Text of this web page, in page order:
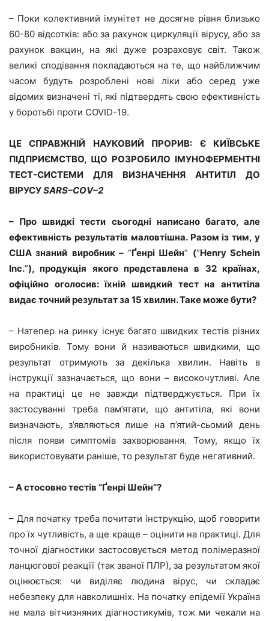
– Поки колективний імунітет не досягне рівня близько
60-80 відсотків: або за рахунок циркуляції вірусу, або за
рахунок вакцин, на які дуже розраховує світ. Також
великі сподівання покладаються на те, що найближчим
часом будуть розроблені нові ліки або серед уже
відомих визначені ті, які підтвердять свою ефективність
у боротьбі проти COVID-19.
ЦЕ СПРАВЖНІЙ НАУКОВИЙ ПРОРИВ: Є КИЇВСЬКЕ
ПІДПРИЄМСТВО, ЩО РОЗРОБИЛО ІМУНОФЕРМЕНТНІ
ТЕСТ-СИСТЕМИ ДЛЯ ВИЗНАЧЕННЯ АНТИТІЛ ДО
ВІРУСУSARS–CОV–2
– Про швидкі тести сьогодні написано багато, але
ефективність результатів маловтішна. Разом із тим, у
США знаний виробник – “Ґенрі Шейн” (“Henry Schein
Inc.”), продукція якого представлена в 32 країнах,
офіційно оголосив: їхній швидкий тест на антитіла
видає точний результат за 15 хвилин. Таке може бути?
– Натепер на ринку існує багато швидких тестів різних
виробників. Тому вони й називаються швидкими, що
результат отримують за декілька хвилин. Навіть в
інструкції зазначається, що вони – високочутливі. Але
на практиці це не завжди підтверджується. При їх
застосуванні треба пам’ятати, що антитіла, які вони
визначають, з’являються лише на п’ятий-сьомий день
після появи симптомів захворювання. Тому, якщо їх
використовувати раніше, то результат буде негативний.
– А стосовно тестів “Ґенрі Шейн”?
– Для початку треба почитати інструкцію, щоб говорити
про їх чутливість, а ще краще – оцінити на практиці. Для
точної діагностики застосовується метод полімеразної
ланцюгової реакції (так званої ПЛР), за результатом якої
оцінюється: чи виділяє людина вірус, чи складає
небезпеку для навколишніх. На початку епідемії Україна
не мала вітчизняних діагностикумів, тож ми чекали на